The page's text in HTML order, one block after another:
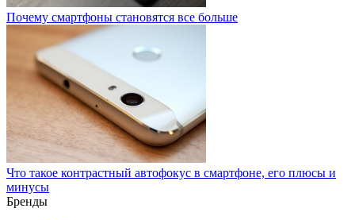
Почему смартфоны становятся все больше
Что такое контрастный автофокус в смартфоне, его плюсы и
минусы
Бренды